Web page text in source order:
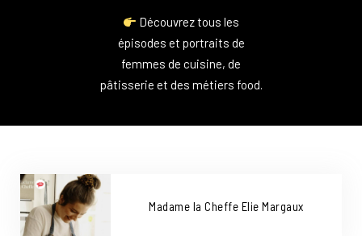
Découvrez tous les
épisodes et portraits de
femmes de cuisine, de
pâtisserie et des métiers food.
Madame la Cheffe Elie Margaux